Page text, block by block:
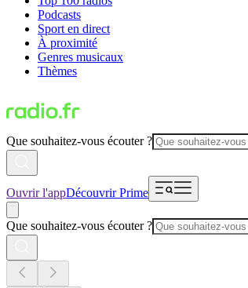
Podcasts
Sport en direct
À proximité
Genres musicaux
Thèmes
Que souhaitez-vous écouter ?
Ouvrir l'appDécouvrir Prime
Que souhaitez-vous écouter ?